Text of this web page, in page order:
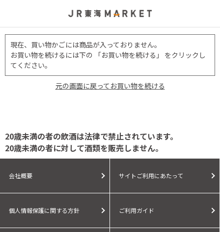
現在、買い物かごには商品が入っておりません。
お買い物を続けるには下の 「お買い物を続ける」 をクリックし
てください。
元の画面に戻ってお買い物を続ける
20歳未満の者の飲酒は法律で禁止されています。
20歳未満の者に対して酒類を販売しません。
会社概要 サイトご利用にあたって
個人情報保護に関する方針 ご利用ガイド